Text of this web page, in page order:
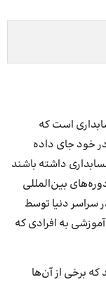
است که
خود جای داده
داشته باشند
بین‌المللی
سراسر دنیا توسط
به افرادی که
که برخی از آن‌ها